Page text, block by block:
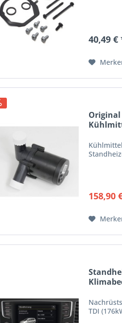
40,49 €
Original
158,90
TDI